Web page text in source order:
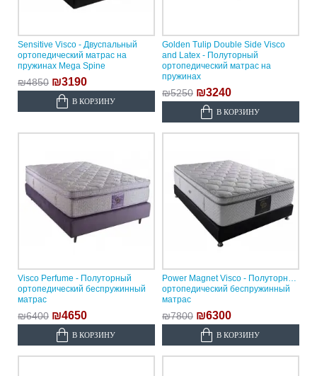
Sensitive Visco - Двуспальный
ортопедический матрас на
пружинах Mega Spine
₪4850 ₪3190
В КОРЗИНУ
Golden Tulip Double Side Visco
and Latex - Полуторный
ортопедический матрас на
пружинах
₪5250 ₪3240
В КОРЗИНУ
Visco Perfume - Полуторный
ортопедический беспружинный
матрас
₪6400 ₪4650
В КОРЗИНУ
Power Magnet Visco - Полуторный
ортопедический беспружинный
матрас
₪7800 ₪6300
В КОРЗИНУ